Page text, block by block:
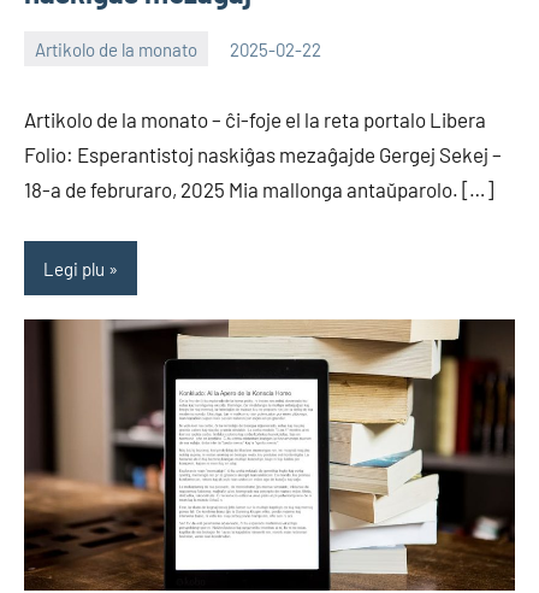
Artikolo de la monato 2025-02-22
Artikolo de la monato – ĉi-foje el la reta portalo Libera
Folio: Esperantistoj naskiĝas mezaĝajde Gergej Sekej –
18-a de februraro, 2025 Mia mallonga antaŭparolo. […]
Legi plu